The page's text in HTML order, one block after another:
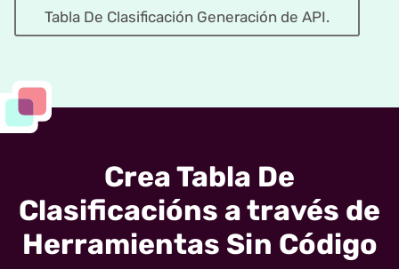
Tabla De Clasificación Generación de API.
Crea Tabla De
Clasificacións a través de
Herramientas Sin Código